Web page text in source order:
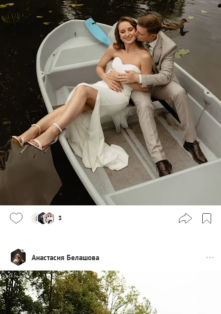
3
Анастасия Белашова